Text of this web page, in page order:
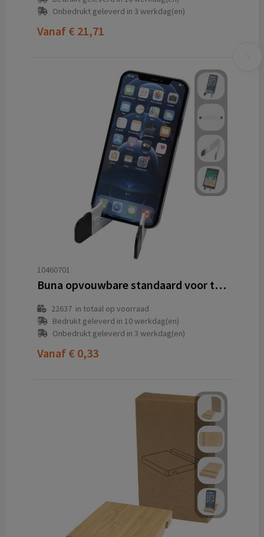
Onbedrukt geleverd in 3 werkdag(en)
Vanaf € 21,71
10460701
Buna opvouwbare standaard voor tablet en telefoon van gerecycled plastic
22637in totaal op voorraad
Bedrukt geleverd in 10 werkdag(en)
Onbedrukt geleverd in 3 werkdag(en)
Vanaf € 0,33